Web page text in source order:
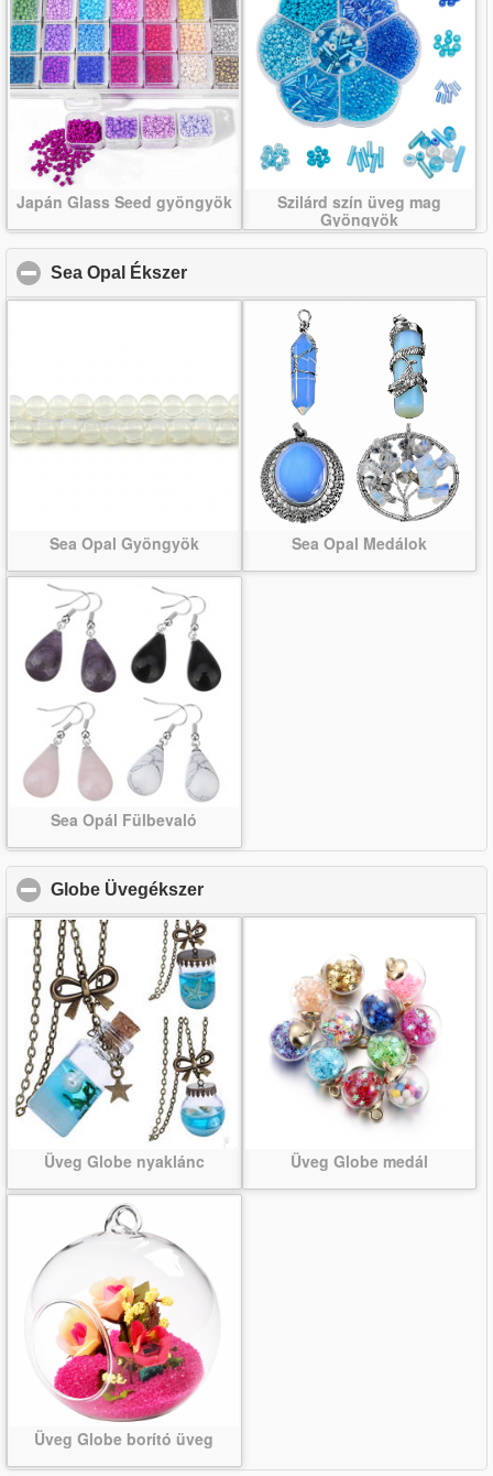
Japán Glass Seed gyöngyök
Szilárd szín üveg mag
Gyöngyök
Sea Opal Ékszer
Sea Opal Gyöngyök Sea Opal Medálok
Sea Opál Fülbevaló
Globe Üvegékszer
Üveg Globe nyaklánc Üveg Globe medál
Üveg Globe borító üveg